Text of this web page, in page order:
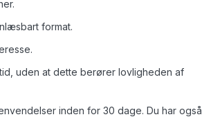
format.
uden at dette berører lovligheden af
inden for 30 dage. Du har også